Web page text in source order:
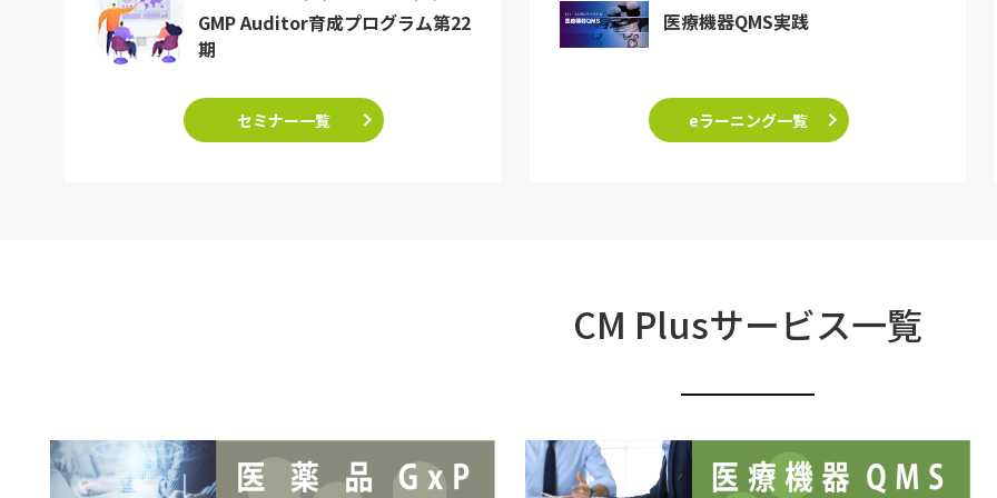
GMP Auditor育成プログラム第22
期
セミナー一覧
医療機器QMS実践
eラーニング一覧
CM Plusサービス一覧